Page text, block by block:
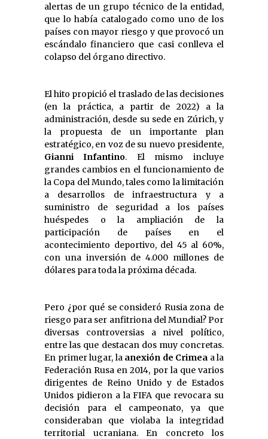
alertas de un grupo técnico de la entidad,
que lo había catalogado como uno de los
países con mayor riesgo y que provocó un
escándalo financiero que casi conlleva el
colapso del órgano directivo.
El hito propició el traslado de las decisiones
(en la práctica, a partir de 2022) a la
administración, desde su sede en Zúrich, y
la propuesta de un importante plan
estratégico, en voz de su nuevo presidente,
Gianni Infantino. El mismo incluye
grandes cambios en el funcionamiento de
la Copa del Mundo, tales como la limitación
a desarrollos de infraestructura y a
suministro de seguridad a los países
huéspedes o la ampliación de la
participación de países en el
acontecimiento deportivo, del 45 al 60%,
con una inversión de 4.000 millones de
dólares para toda la próxima década.
Pero ¿por qué se consideró Rusia zona de
riesgo para ser anfitriona del Mundial? Por
diversas controversias a nivel político,
entre las que destacan dos muy concretas.
En primer lugar, la anexión de Crimea a la
Federación Rusa en 2014, por la que varios
dirigentes de Reino Unido y de Estados
Unidos pidieron a la FIFA que revocara su
decisión para el campeonato, ya que
consideraban que violaba la integridad
territorial ucraniana. En concreto los